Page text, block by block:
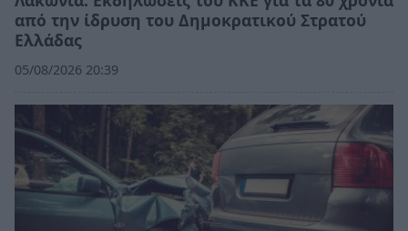
από την ίδρυση του Δημοκρατικού Στρατού
Ελλάδας
05/08/2026 20:39